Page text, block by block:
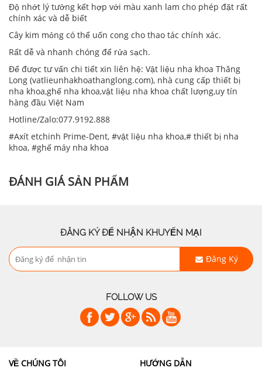
Độ nhớt lý tưởng kết hợp với màu xanh lam cho phép đặt rất
chính xác và dễ biết
Cây kim mỏng có thể uốn cong cho thao tác chính xác.
Rất dễ và nhanh chóng để rửa sạch.
Để được tư vấn chi tiết xin liên hệ: Vật liệu nha khoa Thăng
Long (vatlieunhakhoathanglong.com), nhà cung cấp thiết bị
nha khoa,ghế nha khoa,vật liệu nha khoa chất lượng,uy tín
hàng đầu Việt Nam
Hotline/Zalo:077.9192.888
#Axít etchinh Prime-Dent, #vật liệu nha khoa,# thiết bị nha
khoa, #ghế máy nha khoa
ĐÁNH GIÁ SẢN PHẨM
ĐĂNG KÝ ĐỂ NHẬN KHUYẾN MẠI
Đăng Ký
FOLLOW US
VỀ CHÚNG TÔI HƯỚNG DẪN